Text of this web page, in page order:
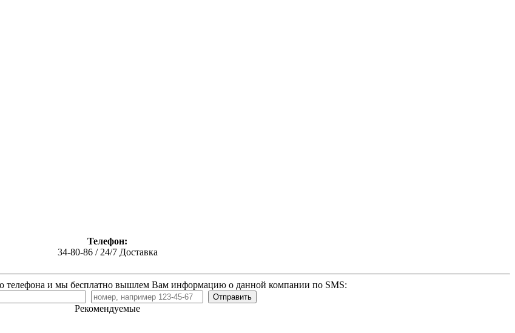
Телефон:
34-80-86 / 24/7 Доставка
телефона и мы бесплатно вышлем Вам информацию о данной компании по SMS:
Рекомендуемые